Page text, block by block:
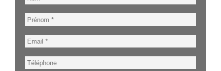
Prénom
Email
Téléphone